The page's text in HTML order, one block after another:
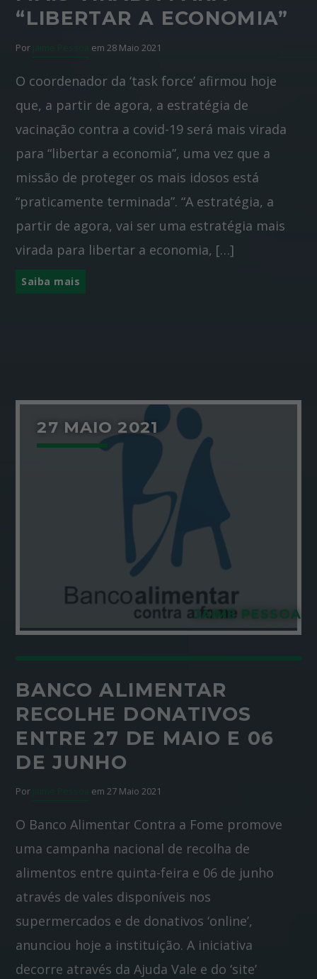
“LIBERTAR A ECONOMIA”
Por Jaime Pessoa em 28 Maio 2021
O coordenador da ‘task force’ afirmou hoje
que, a partir de agora, a estratégia de
vacinação contra a covid-19 será mais virada
para “libertar a economia”, uma vez que a
missão de proteger os mais idosos está
“praticamente terminada”. “A estratégia, a
partir de agora, vai ser uma estratégia mais
virada para libertar a economia, […]
Saiba mais
27 MAIO 2021
JAIME PESSOA
BANCO ALIMENTAR
RECOLHE DONATIVOS
ENTRE 27 DE MAIO E 06
DE JUNHO
Por em 27 Maio 2021
O Banco Alimentar Contra a Fome promove
uma campanha nacional de recolha de
alimentos entre quinta-feira e 06 de junho
através de vales disponíveis nos
supermercados e de donativos ‘online’,
anunciou hoje a instituição. A iniciativa
decorre através da Ajuda Vale e do ‘site’